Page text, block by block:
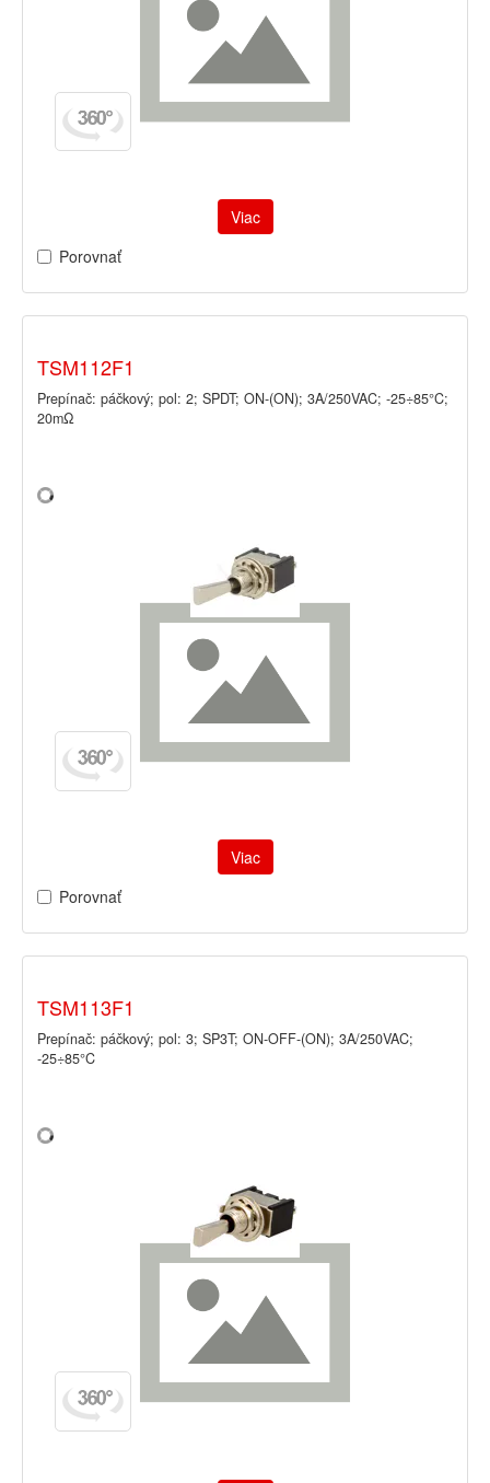
Viac
Porovnať
TSM112F1
Prepínač: páčkový; pol: 2; SPDT; ON-(ON); 3A/250VAC; -25÷85°C;
20mΩ
Viac
Porovnať
TSM113F1
Prepínač: páčkový; pol: 3; SP3T; ON-OFF-(ON); 3A/250VAC;
-25÷85°C